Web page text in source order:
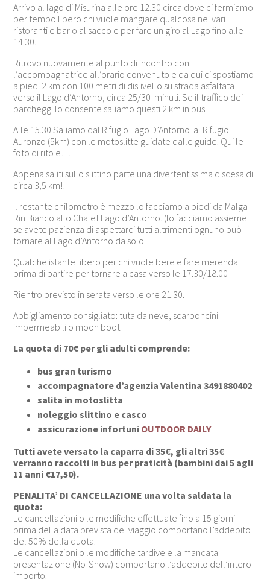
Arrivo al lago di Misurina alle ore 12.30 circa dove ci fermiamo
per tempo libero chi vuole mangiare qualcosa nei vari
ristoranti e bar o al sacco e per fare un giro al Lago fino alle
14.30.
Ritrovo nuovamente al punto di incontro con
l’accompagnatrice all’orario convenuto e da qui ci spostiamo
a piedi 2 km con 100 metri di dislivello su strada asfaltata
verso il Lago d’Antorno, circa 25/30 minuti. Se il traffico dei
parcheggi lo consente saliamo questi 2 km in bus.
Alle 15.30 Saliamo dal Rifugio Lago D’Antorno al Rifugio
Auronzo (5km) con le motoslitte guidate dalle guide. Qui le
foto di rito e…
Appena saliti sullo slittino parte una divertentissima discesa di
circa 3,5 km!!
Il restante chilometro è mezzo lo facciamo a piedi da Malga
Rin Bianco allo Chalet Lago d’Antorno. (lo facciamo assieme
se avete pazienza di aspettarci tutti altrimenti ognuno può
tornare al Lago d’Antorno da solo.
Qualche istante libero per chi vuole bere e fare merenda
prima di partire per tornare a casa verso le 17.30/18.00
Rientro previsto in serata verso le ore 21.30.
Abbigliamento consigliato: tuta da neve, scarponcini
impermeabili o moon boot.
La quota di 70€ per gli adulti comprende:
bus gran turismo
accompagnatore d’agenzia Valentina 3491880402
salita in motoslitta
noleggio slittino e casco
assicurazione infortuni OUTDOOR DAILY
Tutti avete versato la caparra di 35€, gli altri 35€
verranno raccolti in bus per praticità (bambini dai 5 agli
11 anni €17,50).
PENALITA’ DI CANCELLAZIONE una volta saldata la
quota:
Le cancellazioni o le modifiche effettuate fino a 15 giorni
prima della data prevista del viaggio comportano l’addebito
del 50% della quota.
Le cancellazioni o le modifiche tardive e la mancata
presentazione (No-Show) comportano l’addebito dell’intero
importo.